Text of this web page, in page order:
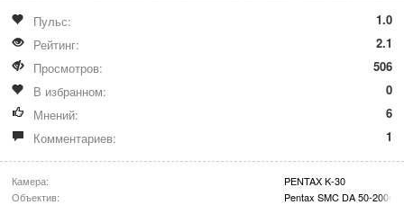
Пульс:
1.0
Рейтинг:
2.1
Просмотров:
506
В избранном:
0
Мнений:
6
Комментариев:
1
Камера:
PENTAX K-30
Объектив:
Pentax SMC DA 50-